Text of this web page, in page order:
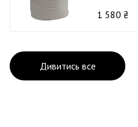
1 580 ₴
Дивитись все